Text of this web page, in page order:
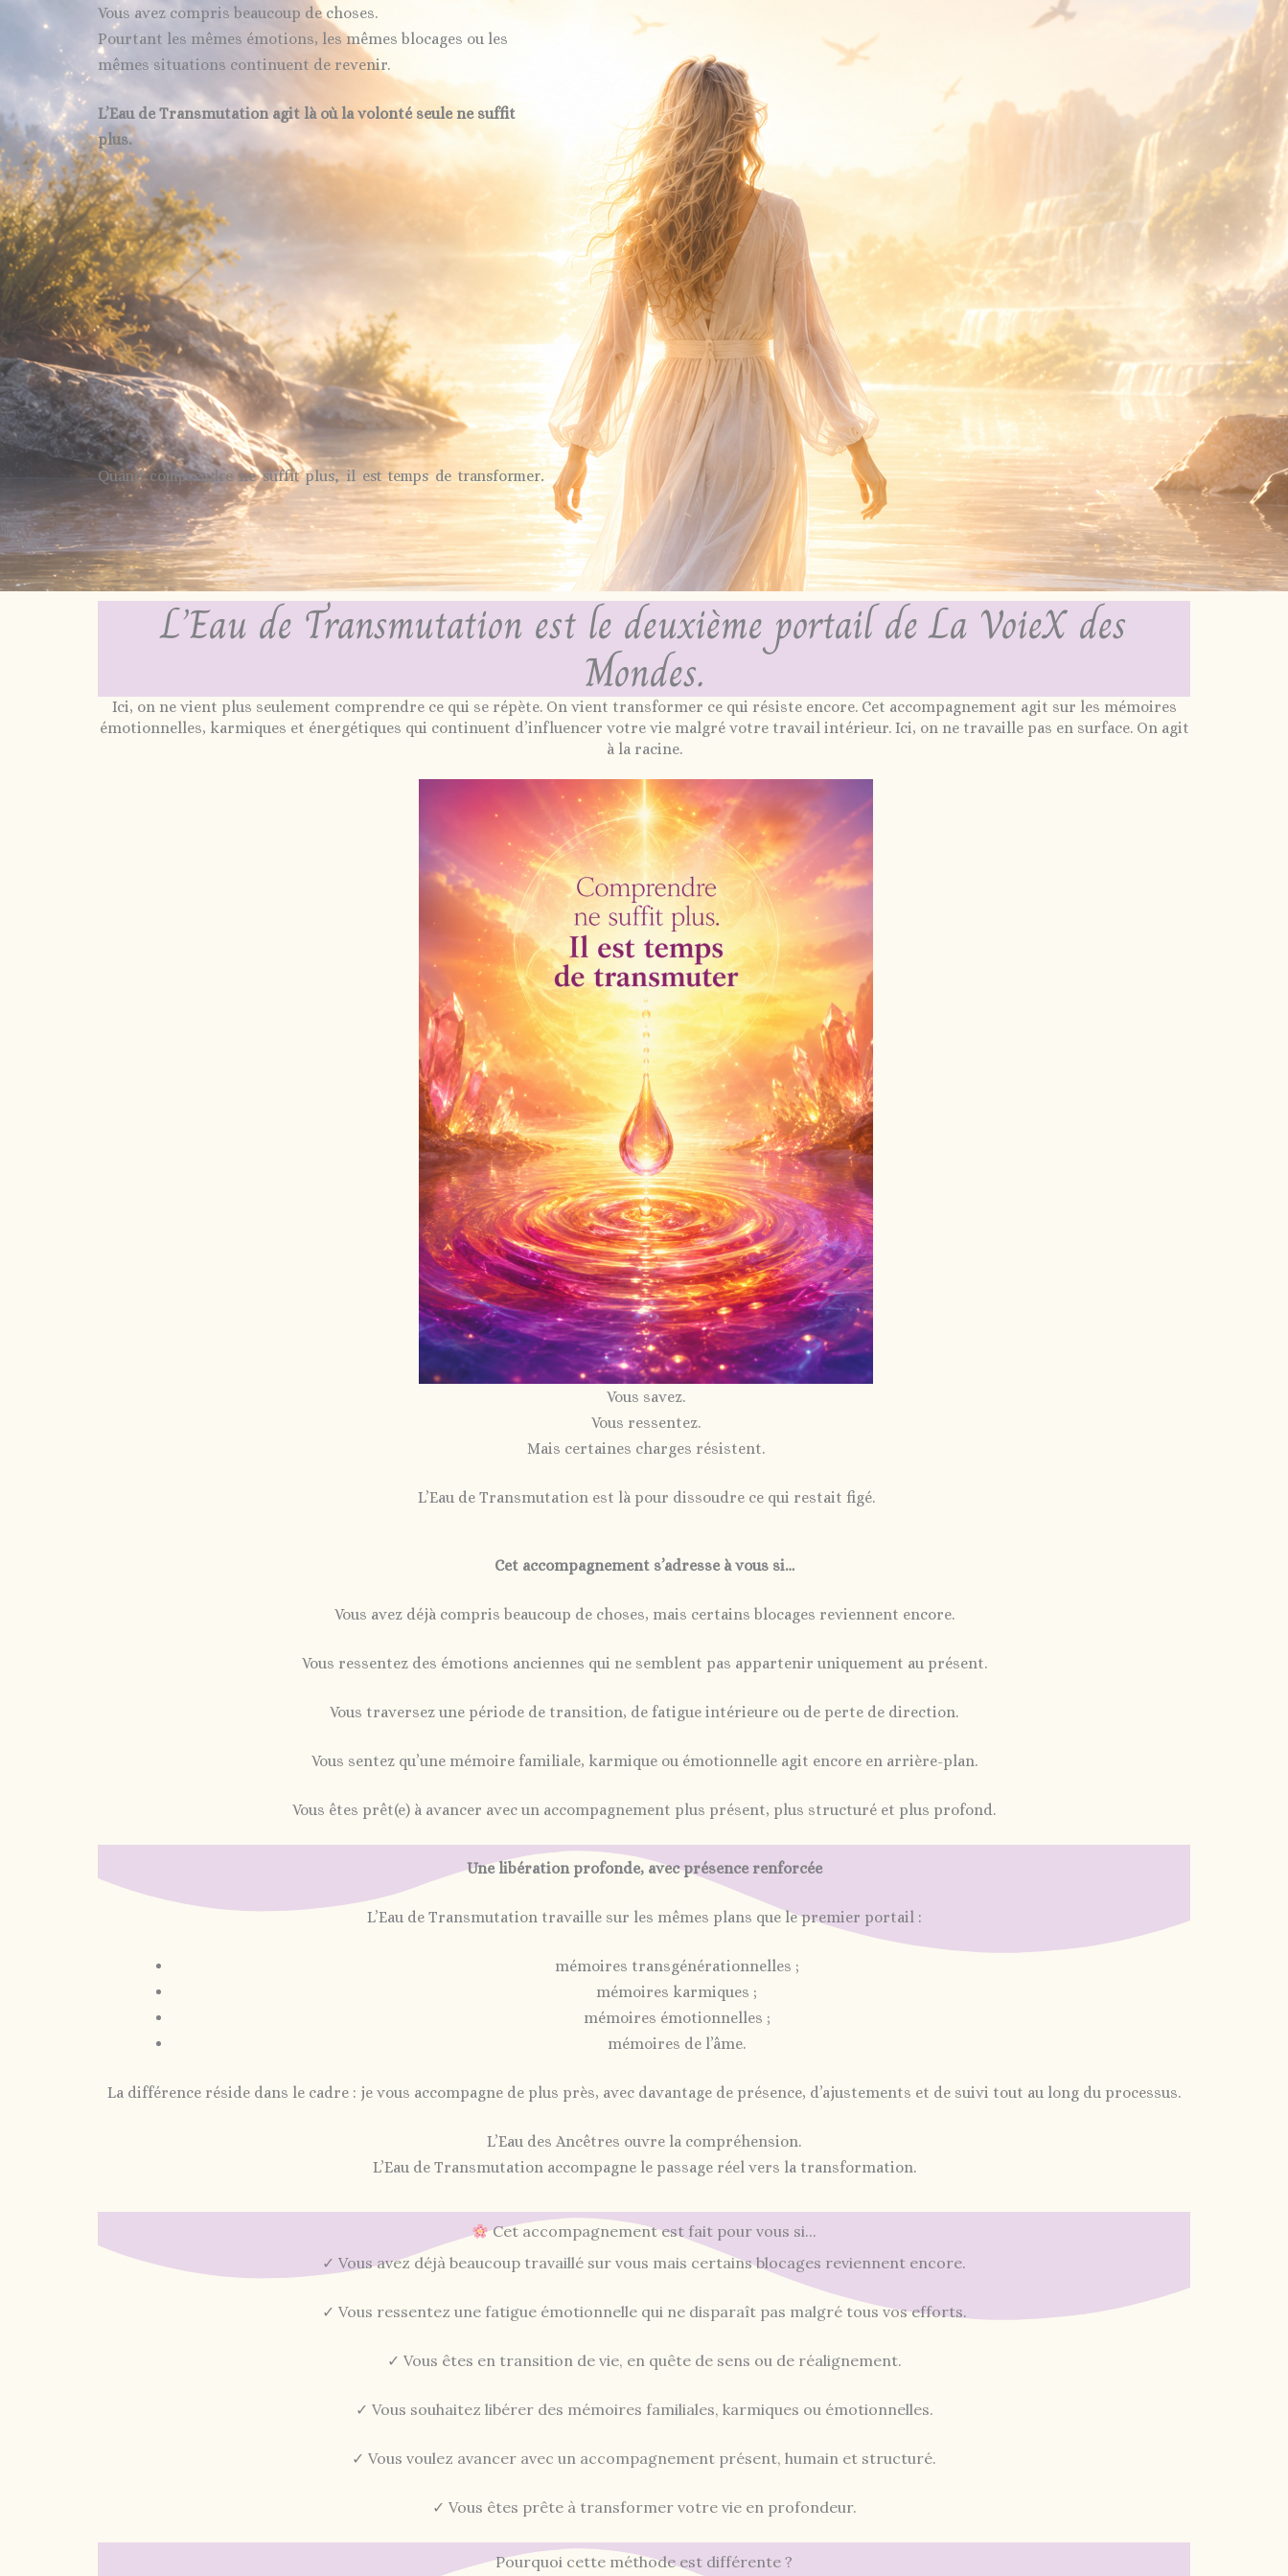
Vous avez compris beaucoup de choses.
Pourtant les mêmes émotions, les mêmes blocages ou les
mêmes situations continuent de revenir.
L’Eau de Transmutation agit là où la volonté seule ne suffit
plus.
Quand comprendre ne suffit plus, il est temps de transformer.
L’Eau de Transmutation est le deuxième portail de La VoieX des
Mondes.
Ici, on ne vient plus seulement comprendre ce qui se répète. On vient transformer ce qui résiste encore. Cet accompagnement agit sur les mémoires
émotionnelles, karmiques et énergétiques qui continuent d’influencer votre vie malgré votre travail intérieur. Ici, on ne travaille pas en surface. On agit
à la racine.
Vous savez.
Vous ressentez.
Mais certaines charges résistent.
L’Eau de Transmutation est là pour dissoudre ce qui restait figé.
Cet accompagnement s’adresse à vous si…
Vous avez déjà compris beaucoup de choses, mais certains blocages reviennent encore.
Vous ressentez des émotions anciennes qui ne semblent pas appartenir uniquement au présent.
Vous traversez une période de transition, de fatigue intérieure ou de perte de direction.
Vous sentez qu’une mémoire familiale, karmique ou émotionnelle agit encore en arrière-plan.
Vous êtes prêt(e) à avancer avec un accompagnement plus présent, plus structuré et plus profond.
Une libération profonde, avec présence renforcée
L’Eau de Transmutation travaille sur les mêmes plans que le premier portail :
mémoires transgénérationnelles ;
mémoires karmiques ;
mémoires émotionnelles ;
mémoires de l’âme.
La différence réside dans le cadre : je vous accompagne de plus près, avec davantage de présence, d’ajustements et de suivi tout au long du processus.
L’Eau des Ancêtres ouvre la compréhension.
L’Eau de Transmutation accompagne le passage réel vers la transformation.
Cet accompagnement est fait pour vous si...
✓ Vous avez déjà beaucoup travaillé sur vous mais certains blocages reviennent encore.
✓ Vous ressentez une fatigue émotionnelle qui ne disparaît pas malgré tous vos efforts.
✓ Vous êtes en transition de vie, en quête de sens ou de réalignement.
✓ Vous souhaitez libérer des mémoires familiales, karmiques ou émotionnelles.
✓ Vous voulez avancer avec un accompagnement présent, humain et structuré.
✓ Vous êtes prête à transformer votre vie en profondeur.
Pourquoi cette méthode est différente ?